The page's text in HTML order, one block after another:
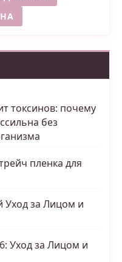
токсинов: почему
без
пленка для
Уход за Лицом и
Уход за Лицом и